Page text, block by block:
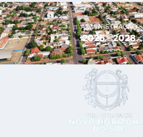
ADMINISTRAÇÃO
2025 - 2028